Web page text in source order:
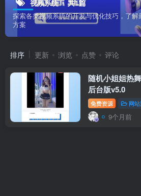
视频系统 共1篇
探索各类视频系统的开发与优化技巧，了
方案
排序 更新 浏览 点赞 评论
随机小姐姐热
后台版v5.0
免费资源 网
9个月前